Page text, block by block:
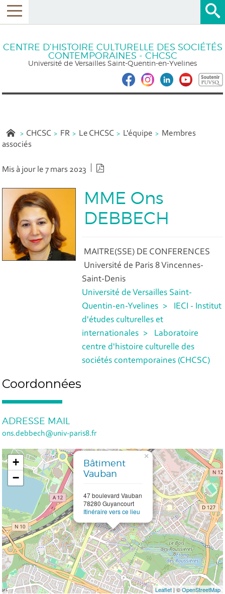
CENTRE D’HISTOIRE CULTURELLE DES SOCIÉTÉS
CONTEMPORAINES - CHCSC
Université de Versailles Saint-Quentin-en-Yvelines
CHCSC FR Le CHCSC L'équipe
Membres
associés
Mis à jour le 7 mars 2023
MME Ons
DEBBECH
MAITRE(SSE) DE CONFERENCES
Université de Paris 8 Vincennes-
Saint-Denis
Université de Versailles Saint-
Quentin-en-Yvelines
IECI - Institut
d'études culturelles et
internationales
Laboratoire
centre d'histoire culturelle des
sociétés contemporaines (CHCSC)
Coordonnées
ADRESSE MAIL
ons.debbech@univ-paris8.fr
Bâtiment
Vauban
47 boulevard Vauban
78280 Guyancourt
Itinéraire vers ce lieu
×
+
−
Leaflet| ©OpenStreetMap